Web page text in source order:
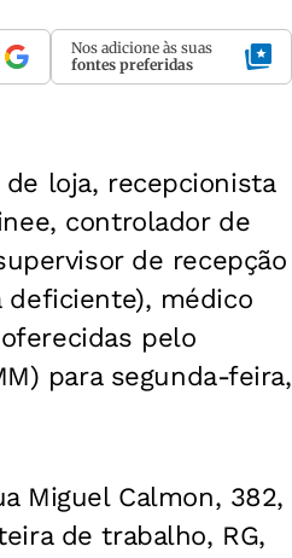
Nos adicione às suas
fontes preferidas
loja, recepcionista
controlador de
de recepção
deficiente), médico
pelo
para segunda-feira,
Miguel Calmon, 382,
de trabalho, RG,